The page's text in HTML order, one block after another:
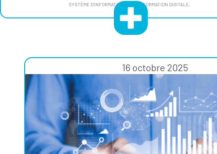
SYSTÈME D'INFORMATION
TRANSFORMATION DIGITALE
16 octobre 2025